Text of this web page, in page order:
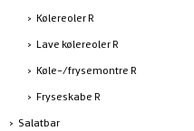
Kølereoler R
Lave kølereoler R
Køle-/frysemontre R
Fryseskabe R
Salatbar